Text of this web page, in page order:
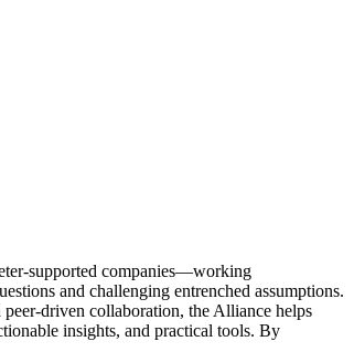
supported companies—working
and challenging entrenched assumptions.
driven collaboration, the Alliance helps
insights, and practical tools. By